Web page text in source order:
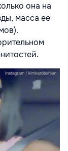
она на
масса ее